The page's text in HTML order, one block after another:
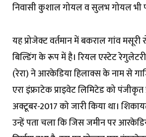
निवासी कुशाल गोयल व सुलभ गोयल भी
यह प्रोजेक्ट वर्तमान में बकराल गांव मसूरी
बिल्डिंग के रूप में है। रियल एस्टेट रेगुलेटरी
(रेरा) ने आरकेडिया हिलाक्स के नाम से
एरा इंफ्राटेक प्राइवेट लिमिटेड को पंजीकृत
अक्टूबर-2017 को जारी किया था।
उन्हें पता चला कि जिस जमीन पर